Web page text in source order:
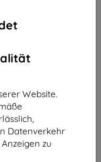
Website.
Datenverkehr
zu
Band Organizer